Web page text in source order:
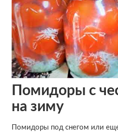
Помидоры с
на зиму
Помидоры под снегом или еще